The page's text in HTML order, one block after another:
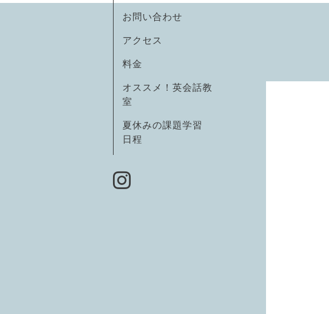
お問い合わせ
アクセス
料金
オススメ！英会話教
室
夏休みの課題学習
日程